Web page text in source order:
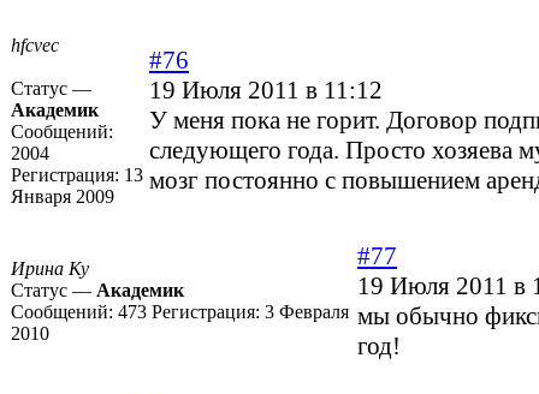
hfcvec
Статус —
Академик
Сообщений:
2004
Регистрация: 13
Января 2009
#76
19 Июля 2011 в 11:12
У меня пока не горит. Договор
следующего года. Просто хозяева
мозг постоянно с повышением
Ирина Ку
Статус — Академик
Сообщений: 473 Регистрация: 3 Февраля
2010
#77
19 Июля 2011 в
мы обычно
год!